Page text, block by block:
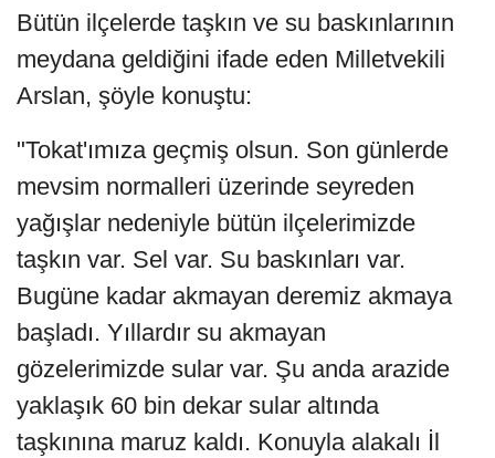
Bütün ilçelerde taşkın ve su baskınlarının
meydana geldiğini ifade eden Milletvekili
Arslan, şöyle konuştu:
"Tokat'ımıza geçmiş olsun. Son günlerde
mevsim normalleri üzerinde seyreden
yağışlar nedeniyle bütün ilçelerimizde
taşkın var. Sel var. Su baskınları var.
Bugüne kadar akmayan deremiz akmaya
başladı. Yıllardır su akmayan
gözelerimizde sular var. Şu anda arazide
yaklaşık 60 bin dekar sular altında
taşkınına maruz kaldı. Konuyla alakalı İl